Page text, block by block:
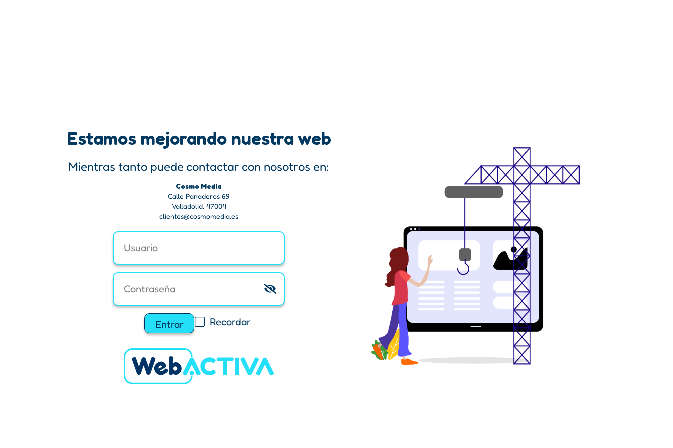
Estamos mejorando nuestra web
Mientras tanto puede contactar con nosotros en:
Cosmo Media
Calle Panaderos 69
Valladolid, 47004
clientes@cosmomedia.es
Entrar Recordar